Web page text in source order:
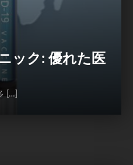
ック: 優れた医
[…]